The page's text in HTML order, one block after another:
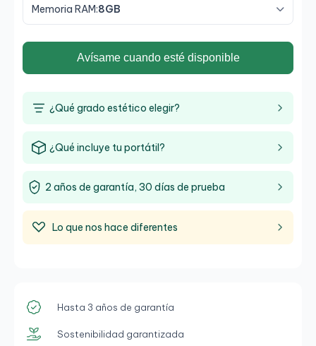
RAM y un rápido SSD de 256 GB, es ideal para
estudiantes,teletrabajoy pequeñas empresas que
necesitan un equipo fiable y eficiente en su día a día.
Memoria RAM:8GB
Avísame cuando esté disponible
¿Qué grado estético elegir?
¿Qué incluye tu portátil?
2 años de garantía, 30 días de prueba
Lo que nos hace diferentes
Hasta 3 años de garantía
Sostenibilidad garantizada